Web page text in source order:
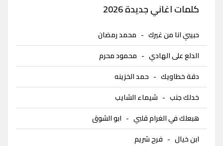
كلمات اغاني جديدة 2026
حبيبي انا من غيرك - محمد رمضان
الدلع على الهادي - محمود محرم
دقة خطاويك - حمد الخزينه
خدلك جنب - شيماء الشايب
هبعلك في الغرام قلبي - ابو الشوق
ابن خيال - فرح شريم